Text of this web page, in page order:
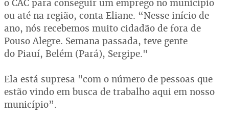
o CAC para conseguir um emprego no município
ou até na região, conta Eliane. “Nesse início de
ano, nós recebemos muito cidadão de fora de
Pouso Alegre. Semana passada, teve gente
do Piauí, Belém (Pará), Sergipe."
Ela está supresa "com o número de pessoas que
estão vindo em busca de trabalho aqui em nosso
município”.